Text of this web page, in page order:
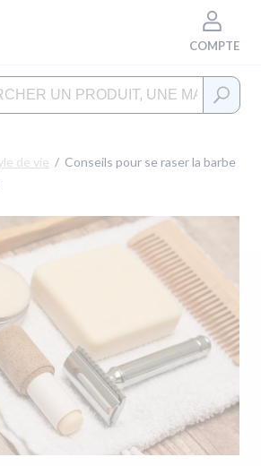
COMPTE
de vie
Conseils pour se raser la barbe